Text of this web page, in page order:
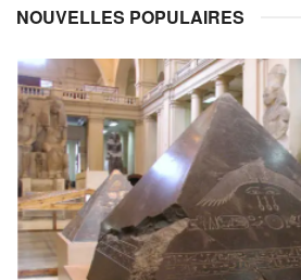
NOUVELLES POPULAIRES